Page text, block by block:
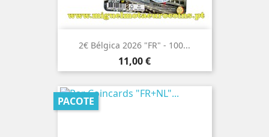
2€ Bélgica 2026 "FR" - 100...
Preço
11,00 €
PACOTE